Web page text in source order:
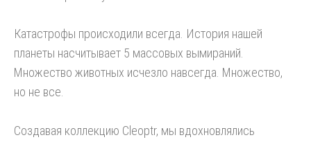
Катастрофы происходили всегда. История нашей
планеты насчитывает 5 массовых вымираний.
Множество животных исчезло навсегда. Множество,
но не все.
Создавая коллекцию Cleoptr, мы вдохновлялись